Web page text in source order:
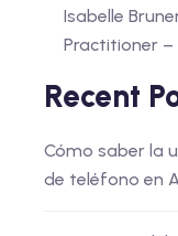
Isabelle
Practitioner –
Recent
Cómo saber la
de teléfono en